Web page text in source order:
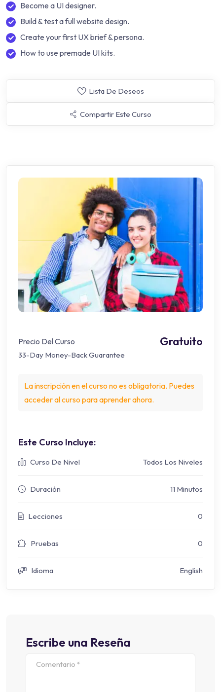
Become a UI designer.
Build & test a full website design.
Create your first UX brief & persona.
How to use premade UI kits.
Lista De Deseos
Compartir Este Curso
Precio Del Curso Gratuito
33-Day Money-Back Guarantee
La inscripción en el curso no es obligatoria. Puedes
acceder al curso para aprender ahora.
Este Curso Incluye:
Curso De Nivel Todos Los Niveles
Duración 11 Minutos
Lecciones 0
Pruebas 0
Idioma English
Escribe una Reseña